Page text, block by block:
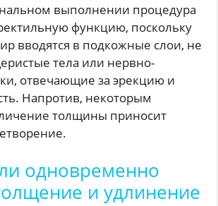
выполнении процедура
функцию, поскольку
вводятся в подкожные слои, не
тела или нервно-
отвечающие за эрекцию и
Напротив, некоторым
толщины приносит
одновременно
и удлинение